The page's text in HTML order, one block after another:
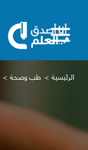
الرئيسية طب وصحة